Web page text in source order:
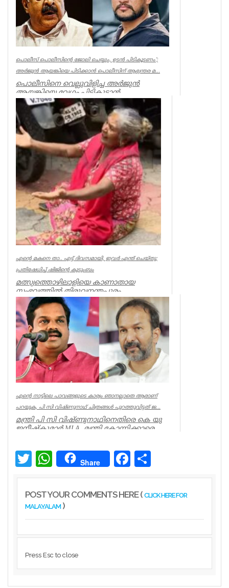
പൊലീസ് പൊലീസിന്റെ ജോലി ചെയ്യും, ഉടന്‍ പിടികൂടണം’;
അര്‍ജുന്‍ ആയങ്കിയെ പിടിക്കാന്‍ പൊലീസിന് ആഭ്യന്തര മ...
പൊലീസിനെ വെല്ലുവിളിച്ച അര്‍ജുന്‍
ആയങ്കിയെ വേഗം പിടികൂടാന്‍
ആഭ്യന്തരമന്ത്രി രമേശ് ചെന്നിത്തലയുടെ
നിര...
Kerala
എന്റെ മകനെ താ.. എട്ട് ദിവസമായി, ഇവര്‍ എന്ത് ചെയ്തു;
പ്രതിഷേധിച്ച് ഷിജിന്റെ കുടുംബം
മത്സ്യത്തൊഴിലാളിയെ കാണാതായ
സംഭവത്തില്‍ തിരുവനന്തപുരം
മുതലപ്പൊഴിയില്‍ പ്രതിഷേധം ശക്തം.
കാണാതായ ഷിജിന...
Kerala
എന്റെ നാട്ടിലെ പാവങ്ങളുടെ കാര്യം ഞാനല്ലാതെ ആരാണ്
പറയുക, പി സി വിഷ്‌ണുനാഥ് ചിത്രങ്ങൾ പുറത്തുവിട്ടത് ജ...
മന്ത്രി പി സി വിഷ്ണുനാഥിനെതിരെ കെ യു
ജനീഷ്കുമാർ MLA. മന്ത്രി കോന്നിക്കാരെ
Kerala
Twitter WhatsAppShare Facebook
POST YOUR COMMENTS HERE ( CLICK HERE FOR
MALAYALAM)
Press Esc to close